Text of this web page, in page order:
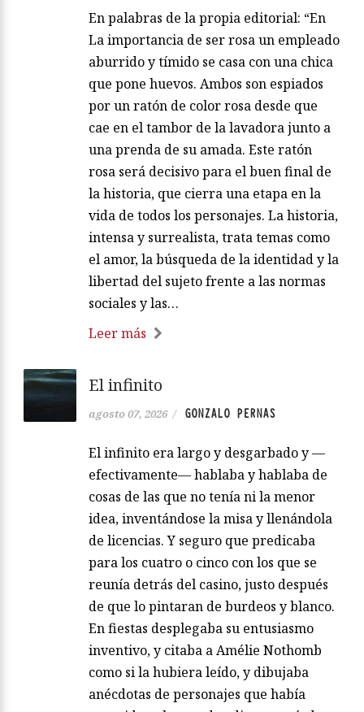
En palabras de la propia editorial: “En
La importancia de ser rosa un empleado
aburrido y tímido se casa con una chica
que pone huevos. Ambos son espiados
por un ratón de color rosa desde que
cae en el tambor de la lavadora junto a
una prenda de su amada. Este ratón
rosa será decisivo para el buen final de
la historia, que cierra una etapa en la
vida de todos los personajes. La historia,
intensa y surrealista, trata temas como
el amor, la búsqueda de la identidad y la
libertad del sujeto frente a las normas
sociales y las…
Leer más
El infinito
agosto 07, 2026 / GONZALO PERNAS
El infinito era largo y desgarbado y —
efectivamente— hablaba y hablaba de
cosas de las que no tenía ni la menor
idea, inventándose la misa y llenándola
de licencias. Y seguro que predicaba
para los cuatro o cinco con los que se
reunía detrás del casino, justo después
de que lo pintaran de burdeos y blanco.
En fiestas desplegaba su entusiasmo
inventivo, y citaba a Amélie Nothomb
como si la hubiera leído, y dibujaba
anécdotas de personajes que había